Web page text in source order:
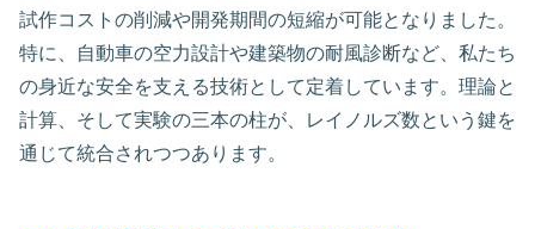
試作コストの削減や開発期間の短縮が可能となりました。
特に、自動車の空力設計や建築物の耐風診断など、私たち
の身近な安全を支える技術として定着しています。理論と
計算、そして実験の三本の柱が、レイノルズ数という鍵を
通じて統合されつつあります。